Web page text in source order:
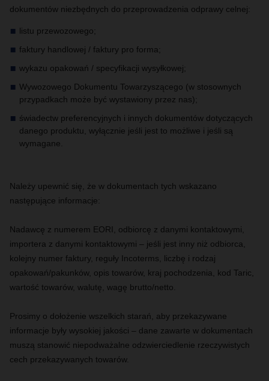
dokumentów niezbędnych do przeprowadzenia odprawy celnej:
listu przewozowego;
faktury handlowej / faktury pro forma;
wykazu opakowań / specyfikacji wysyłkowej;
Wywozowego Dokumentu Towarzyszącego (w stosownych
przypadkach może być wystawiony przez nas);
świadectw preferencyjnych i innych dokumentów dotyczących
danego produktu, wyłącznie jeśli jest to możliwe i jeśli są
wymagane.
Należy upewnić się, że w dokumentach tych wskazano
następujące informacje:
Nadawcę z numerem EORI, odbiorcę z danymi kontaktowymi,
importera z danymi kontaktowymi – jeśli jest inny niż odbiorca,
kolejny numer faktury, reguły Incoterms, liczbę i rodzaj
opakowań/pakunków, opis towarów, kraj pochodzenia, kod Taric,
wartość towarów, walutę, wagę brutto/netto.
Prosimy o dołożenie wszelkich starań, aby przekazywane
informacje były wysokiej jakości – dane zawarte w dokumentach
muszą stanowić niepodważalne odzwierciedlenie rzeczywistych
cech przekazywanych towarów.